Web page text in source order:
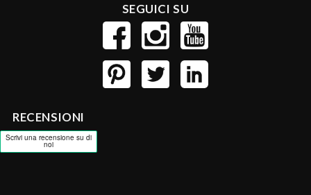
SEGUICI SU
RECENSIONI